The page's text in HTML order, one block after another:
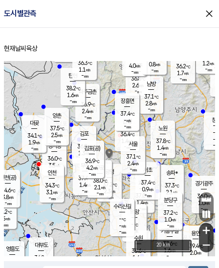
도시별관측 close
홈
현재날씨 육상
의도
℃
m/s
mm
영흥도
양주
36.8℃
2.6
-mm
과천
37.0℃
1.4m/s
- mm
용인
39.4℃
2.0m/s
경기광주
36.0℃
1.0m/s
-mm
대부도
34.8
경서동
36.0℃
3.5 m/s
-mm
파주금촌
36.9℃
2.4m/s
-mm
36.2℃
1.7m/s
-mm
대곶
34.1℃
1.9m/s
-mm
창
-
-m/
-
탄현
38.2℃
1.6m/s
-mm
1.2m/s
-mm
의왕
- ℃
m/s
mm
김포
36.8℃
1.3 m/s
mm
광명
37.2 ℃
2.3 m/s
-mm
부천
37.4℃
1.4m/s
-mm
양촌
37.5℃
2.5m/s
-mm
구로
38.0℃
2.1 m/s
-mm
은평
36.4℃
1.4 m/s
- mm
노원
37.8℃
1.4m/s
-mm
송파*
37.3℃
2.1 m/s
-mm
서초
37.4℃
0.9m/s
-mm
남방
37.1℃
2.8m/s
-mm
기흥구갈
37.6℃
1.6m/s
-
수리산길
-℃
-m/s
-mm
분당구
37.2℃
1.0m/s
-mm
장흥면
37.4℃
-m/s
-mm
4.0m/s
-mm
인천(공)
34.6℃
3.8m/s
-mm
김포(공)
36.9℃
4.2m/s
-mm
수원
35.6℃
1.6 m/s
인천
34.3℃
3.1 m/s
-mm
서울
37.1℃
2.4m/s
-mm
36.3℃
1.1 m/s
-mm
0.8m/s
-mm
+
−
20 km